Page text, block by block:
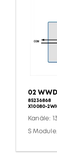
02
85236868
X10080-
Kanäle:
S Module,